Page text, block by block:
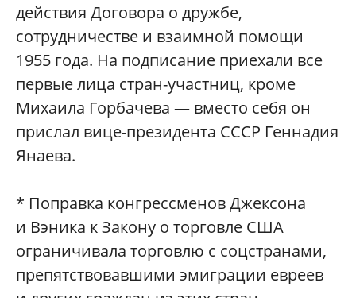
действия Договора о дружбе,
сотрудничестве и взаимной помощи
1955 года. На подписание приехали все
первые лица стран-участниц, кроме
Михаила Горбачева — вместо себя он
прислал вице-президента СССР Геннадия
Янаева.
* Поправка конгрессменов Джексона
и Вэника к Закону о торговле США
ограничивала торговлю с соцстранами,
препятствовавшими эмиграции евреев